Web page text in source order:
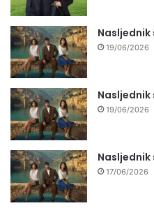
Nasljednik
19/06/2026
Nasljednik
19/06/2026
Nasljednik
17/06/2026